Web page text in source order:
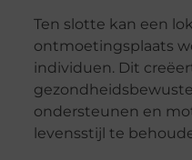
Ten slotte kan een
ontmoetingsplaats
individuen. Dit
ondersteunen en
levensstijl te